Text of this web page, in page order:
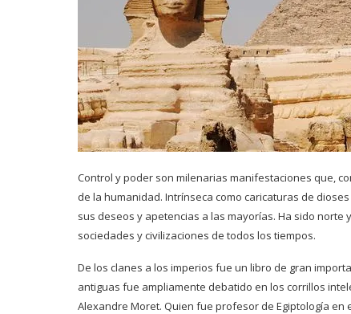
Control y poder son milenarias manifestaciones que,
de la humanidad. Intrínseca como caricaturas de
sus deseos y apetencias a las mayorías. Ha sido norte
sociedades y civilizaciones de todos los tiempos.
De los clanes a los imperios fue un libro de gran
antiguas fue ampliamente debatido en los corrillos
Alexandre Moret. Quien fue profesor de Egiptología